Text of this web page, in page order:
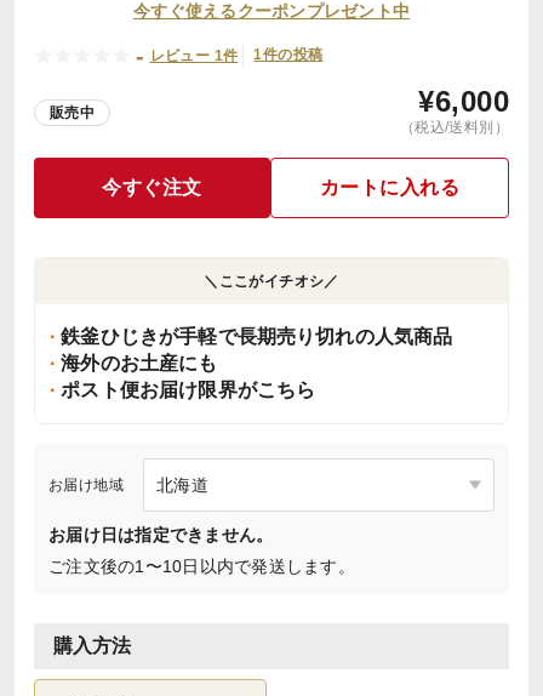
今すぐ使えるクーポンプレゼント中
- レビュー 1件 1件の投稿
販売中 ¥6,000
（税込/送料別）
今すぐ注文 カートに入れる
＼ここがイチオシ／
鉄釜ひじきが手軽で長期売り切れの人気商品
海外のお土産にも
ポスト便お届け限界がこちら
お届け地域
お届け日は指定できません。
ご注文後の1〜10日以内で発送します。
購入方法